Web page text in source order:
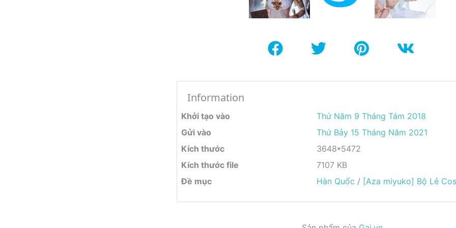
Information
Khởi tạo vào
Thứ Năm 9 Tháng Tám 2018
Gửi vào
Thứ Bảy 15 Tháng Năm 2021
Kích thước
3648*5472
Kích thước file
7107 KB
Đề mục
Hàn Quốc / [Aza miyuko] Bộ Lẻ